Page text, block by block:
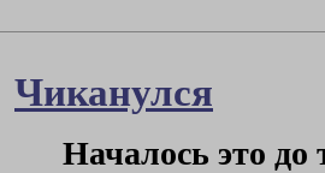
Чиканулся
Началось это до